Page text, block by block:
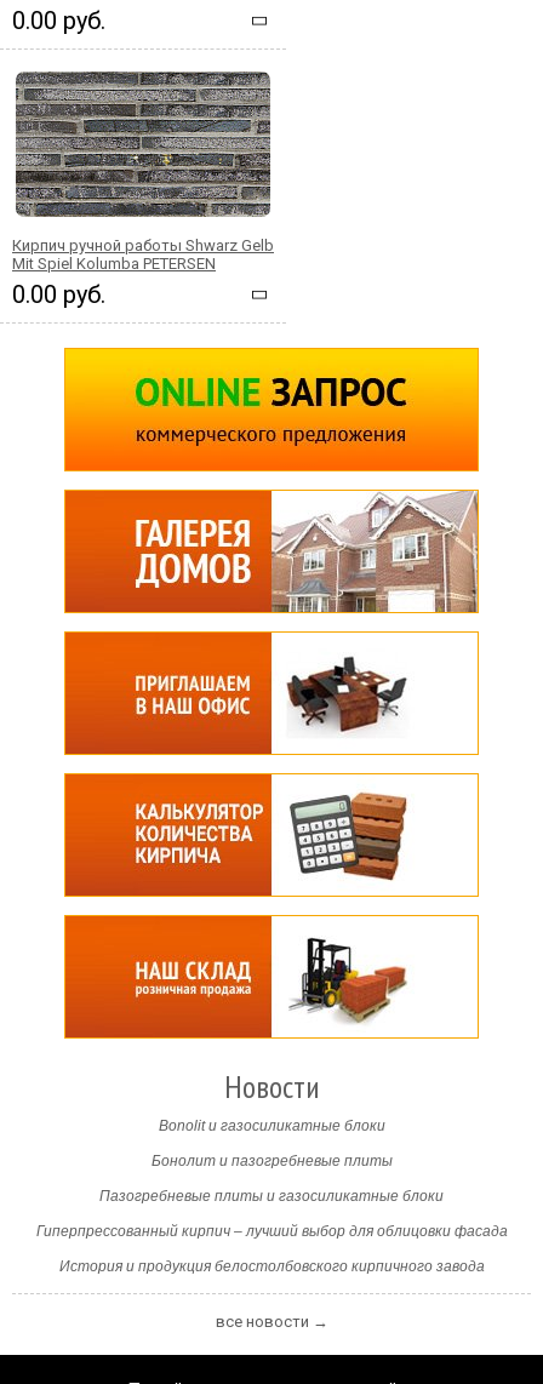
0.00 руб.
Кирпич ручной работы Shwarz Gelb
Mit Spiel Kolumba PETERSEN
0.00 руб.
Новости
Bonolit и газосиликатные блоки
Бонолит и пазогребневые плиты
Пазогребневые плиты и газосиликатные блоки
Гиперпрессованный кирпич – лучший выбор для облицовки фасада
История и продукция белостолбовского кирпичного завода
все новости →